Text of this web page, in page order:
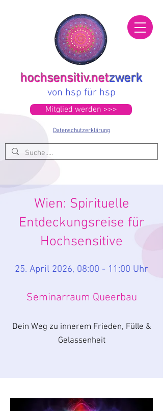
hochsensitiv.netzwerk
von hsp für hsp
Datenschutzerklärung
Mitglied werden >>>
Wien: Spirituelle
Entdeckungsreise für
Hochsensitive
25. April 2026, 08:00 - 11:00 Uhr
Seminarraum Queerbau
Dein Weg zu innerem Frieden, Fülle &
Gelassenheit